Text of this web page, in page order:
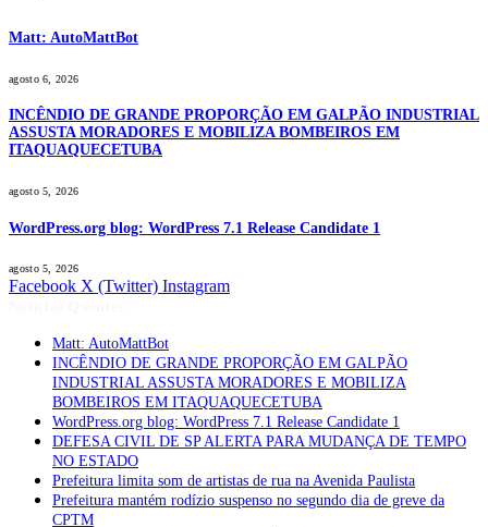
Matt: AutoMattBot
agosto 6, 2026
INCÊNDIO DE GRANDE PROPORÇÃO EM GALPÃO INDUSTRIAL
ASSUSTA MORADORES E MOBILIZA BOMBEIROS EM
ITAQUAQUECETUBA
agosto 5, 2026
WordPress.org blog: WordPress 7.1 Release Candidate 1
agosto 5, 2026
Facebook X (Twitter) Instagram
Matt: AutoMattBot
INCÊNDIO DE GRANDE PROPORÇÃO EM GALPÃO
INDUSTRIAL ASSUSTA MORADORES E MOBILIZA
BOMBEIROS EM ITAQUAQUECETUBA
WordPress.org blog: WordPress 7.1 Release Candidate 1
DEFESA CIVIL DE SP ALERTA PARA MUDANÇA DE TEMPO
NO ESTADO
Prefeitura limita som de artistas de rua na Avenida Paulista
Prefeitura mantém rodízio suspenso no segundo dia de greve da
CPTM